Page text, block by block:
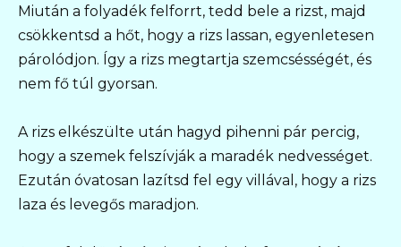
Miután a folyadék felforrt, tedd bele a rizst, majd
csökkentsd a hőt, hogy a rizs lassan, egyenletesen
párolódjon. Így a rizs megtartja szemcsésségét, és
nem fő túl gyorsan.
A rizs elkészülte után hagyd pihenni pár percig,
hogy a szemek felszívják a maradék nedvességet.
Ezután óvatosan lazítsd fel egy villával, hogy a rizs
laza és levegős maradjon.